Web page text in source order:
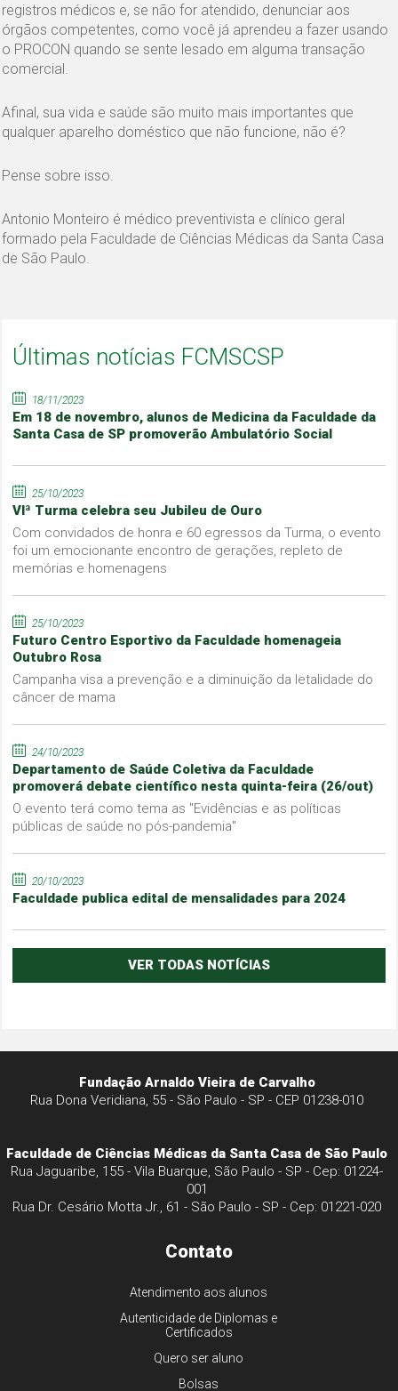
registros médicos e, se não for atendido, denunciar aos
órgãos competentes, como você já aprendeu a fazer usando
o PROCON quando se sente lesado em alguma transação
comercial.
Afinal, sua vida e saúde são muito mais importantes que
qualquer aparelho doméstico que não funcione, não é?
Pense sobre isso.
Antonio Monteiro é médico preventivista e clínico geral
formado pela Faculdade de Ciências Médicas da Santa Casa
de São Paulo.
Últimas notícias FCMSCSP
18/11/2023
Em 18 de novembro, alunos de Medicina da Faculdade da
Santa Casa de SP promoverão Ambulatório Social
25/10/2023
VIª Turma celebra seu Jubileu de Ouro
Com convidados de honra e 60 egressos da Turma, o evento
foi um emocionante encontro de gerações, repleto de
memórias e homenagens
25/10/2023
Futuro Centro Esportivo da Faculdade homenageia
Outubro Rosa
Campanha visa a prevenção e a diminuição da letalidade do
câncer de mama
24/10/2023
Departamento de Saúde Coletiva da Faculdade
promoverá debate científico nesta quinta-feira (26/out)
O evento terá como tema as "Evidências e as políticas
públicas de saúde no pós-pandemia"
20/10/2023
Faculdade publica edital de mensalidades para 2024
VER TODAS NOTÍCIAS
Fundação Arnaldo Vieira de Carvalho
Rua Dona Veridiana, 55 - São Paulo - SP - CEP 01238-010
Faculdade de Ciências Médicas da Santa Casa de São Paulo
Rua Jaguaribe, 155 - Vila Buarque, São Paulo - SP - Cep: 01224-
001
Rua Dr. Cesário Motta Jr., 61 - São Paulo - SP - Cep: 01221-020
Contato
Atendimento aos alunos
Autenticidade de Diplomas e
Certificados
Quero ser aluno
Bolsas